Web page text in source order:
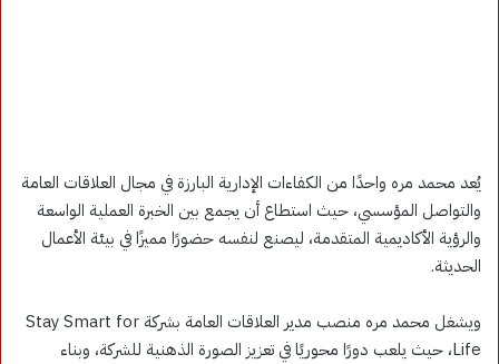
يُعد محمد مره واحدًا من الكفاءات الإدارية البارزة في مجال العلاقات العامة
والتواصل المؤسسي، حيث استطاع أن يجمع بين الخبرة العملية الواسعة
والرؤية الأكاديمية المتقدمة، ليصنع لنفسه حضورًا مميزًا في بيئة الأعمال
الحديثة.
ويشغل محمد مره منصب مدير العلاقات العامة بشركة Stay Smart for
Life، حيث يلعب دورًا محوريًا في تعزيز الصورة الذهنية للشركة، وبناء